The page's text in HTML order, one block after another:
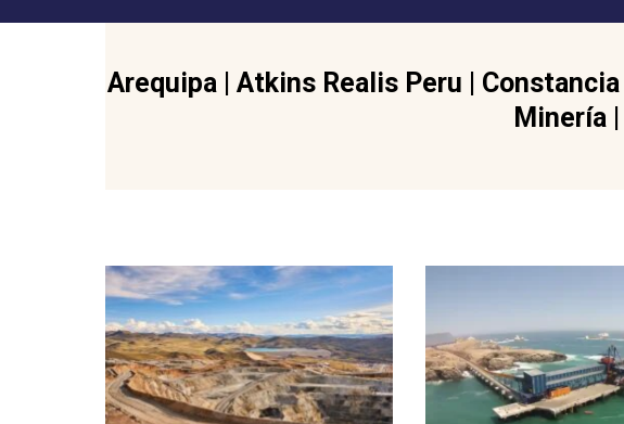
Arequipa| Atkins Realis Peru Constancia|
Minería